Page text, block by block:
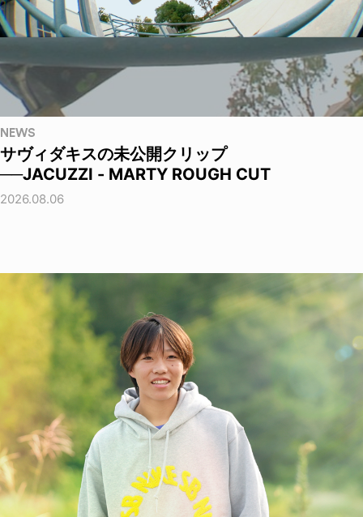
NEWS
サヴィダキスの未公開クリップ
──JACUZZI - MARTY ROUGH CUT
2026.08.06